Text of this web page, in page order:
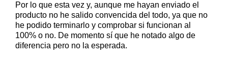
Por lo que esta vez y, aunque me hayan enviado el
producto no he salido convencida del todo, ya que no
he podido terminarlo y comprobar si funcionan al
100% o no. De momento sí que he notado algo de
diferencia pero no la esperada.